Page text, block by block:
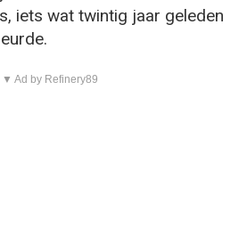
iets wat twintig jaar geleden
▼ Ad by Refinery89